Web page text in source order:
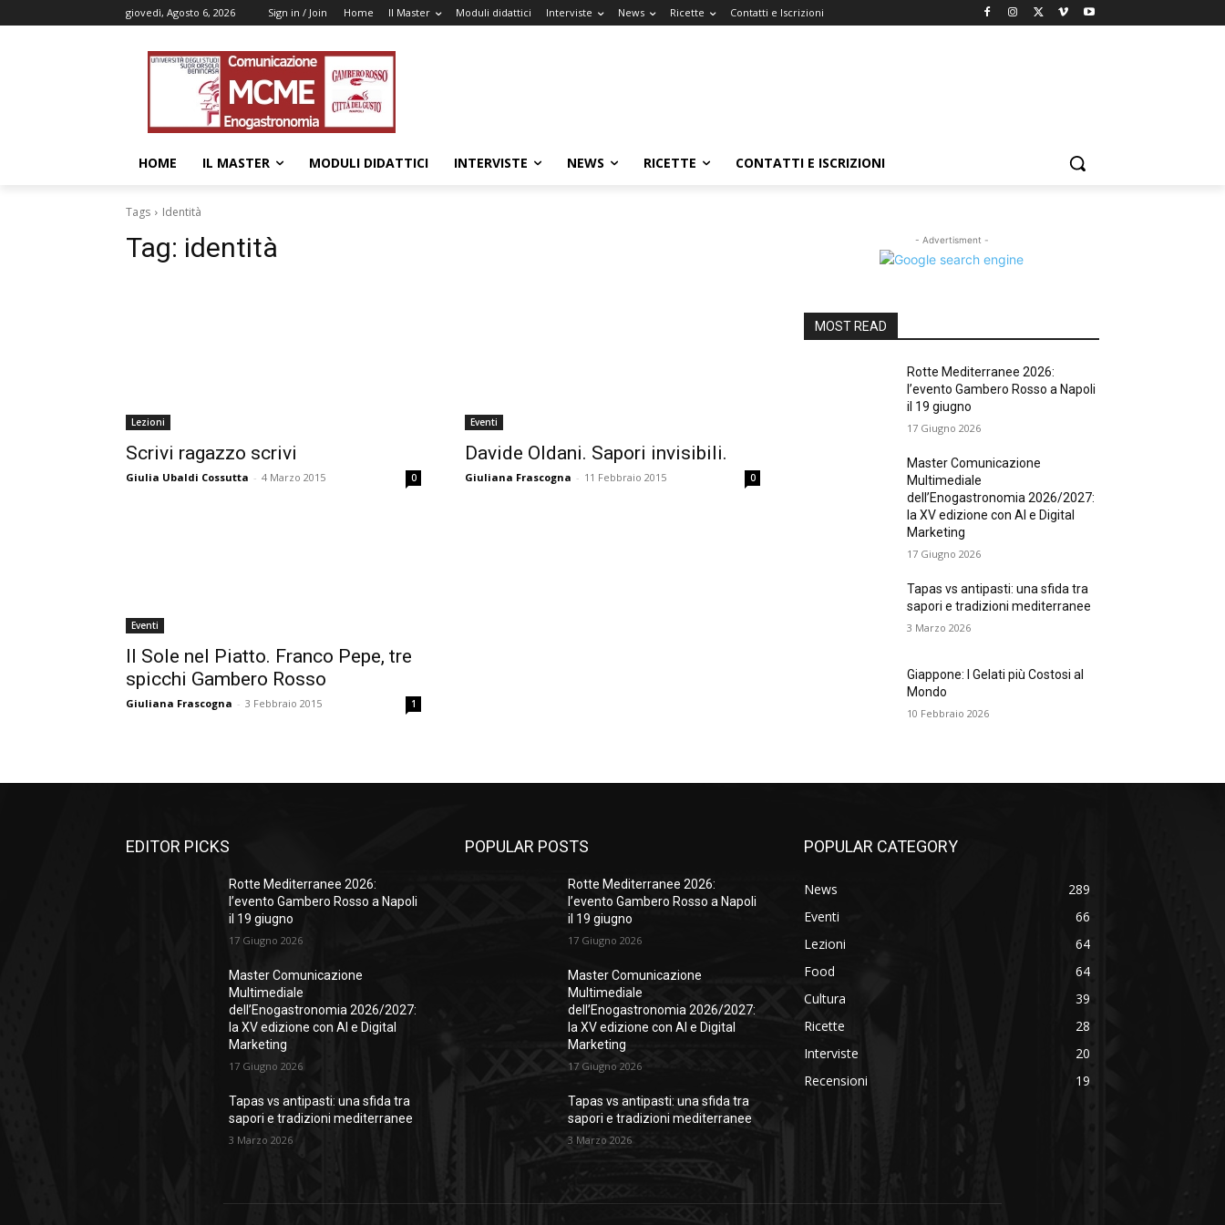
giovedì, Agosto 6, 2026 Sign in / Join Home Il Master Moduli didattici Interviste News Ricette Contatti e Iscrizioni
HOME IL MASTER MODULI DIDATTICI INTERVISTE NEWS RICETTE CONTATTI E ISCRIZIONI
Tags Identità
Tag: identità
Lezioni
Scrivi ragazzo scrivi
Giulia Ubaldi Cossutta - 4 Marzo 2015 0
Eventi
Davide Oldani. Sapori invisibili.
Giuliana Frascogna - 11 Febbraio 2015 0
Eventi
Il Sole nel Piatto. Franco Pepe, tre
spicchi Gambero Rosso
Giuliana Frascogna - 3 Febbraio 2015 1
- Advertisment -
MOST READ
Rotte Mediterranee 2026:
l’evento Gambero Rosso a Napoli
il 19 giugno
17 Giugno 2026
Master Comunicazione
Multimediale
dell’Enogastronomia 2026/2027:
la XV edizione con AI e Digital
Marketing
17 Giugno 2026
Tapas vs antipasti: una sfida tra
sapori e tradizioni mediterranee
3 Marzo 2026
Giappone: I Gelati più Costosi al
Mondo
10 Febbraio 2026
EDITOR PICKS
Rotte Mediterranee 2026:
l’evento Gambero Rosso a Napoli
il 19 giugno
17 Giugno 2026
Master Comunicazione
Multimediale
dell’Enogastronomia 2026/2027:
la XV edizione con AI e Digital
Marketing
17 Giugno 2026
Tapas vs antipasti: una sfida tra
sapori e tradizioni mediterranee
3 Marzo 2026
POPULAR POSTS
Rotte Mediterranee 2026:
l’evento Gambero Rosso a Napoli
il 19 giugno
17 Giugno 2026
Master Comunicazione
Multimediale
dell’Enogastronomia 2026/2027:
la XV edizione con AI e Digital
Marketing
17 Giugno 2026
Tapas vs antipasti: una sfida tra
sapori e tradizioni mediterranee
3 Marzo 2026
POPULAR CATEGORY
News
289
Eventi
66
Lezioni
64
Food
64
Cultura
39
Ricette
28
Interviste
20
Recensioni
19